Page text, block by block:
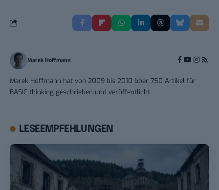
Marek Hoffmann
Marek Hoffmann hat von 2009 bis 2010 über 750 Artikel für
BASIC thinking geschrieben und veröffentlicht.
LESEEMPFEHLUNGEN